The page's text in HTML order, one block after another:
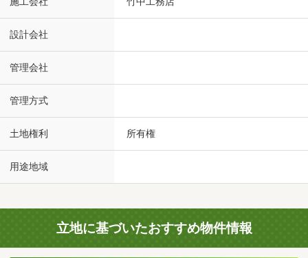
設計会社
管理会社
管理方式
土地権利 所有権
用途地域
立地に基づいたおすすめ物件情報